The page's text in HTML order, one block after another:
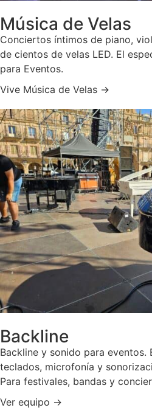
Música de Velas
Conciertos íntimos de piano,
de cientos de velas LED. El
para Eventos.
Vive Música de Velas →
Backline
Backline y sonido para eventos.
teclados, microfonía y
Para festivales, bandas y
Ver equipo →